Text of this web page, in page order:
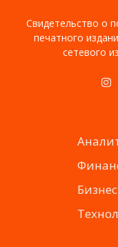
Свидетельство о
печатного
сетевого
Бизнес